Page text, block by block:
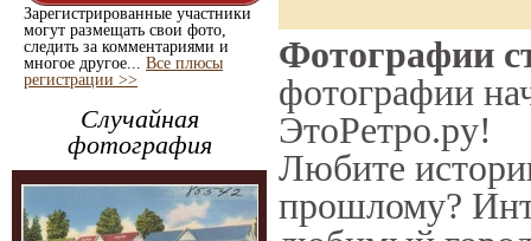
Зарегистрированные участники
могут размещать свои фото,
следить за комментариями и
многое другое... Все плюсы
регистрации >>
Случайная
фотография
Фотографии
фотографии
ЭтоРетро.ру!
Любите
прошлому?